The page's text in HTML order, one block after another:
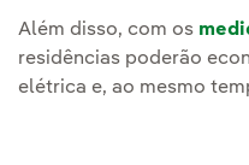
Além disso, com os
residências poderão
elétrica e, ao mesmo